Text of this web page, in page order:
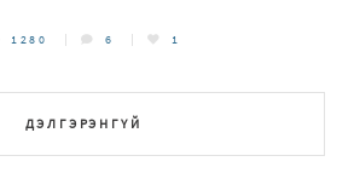
ДЭЛГЭРЭНГҮЙ
1280 6 1